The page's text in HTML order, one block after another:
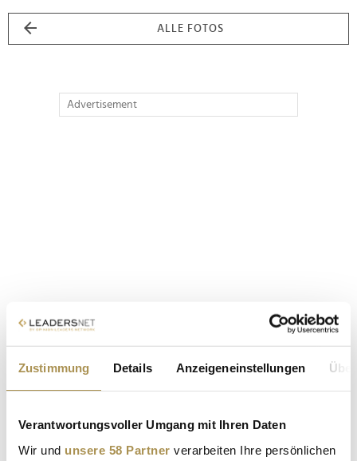
Zustimmung Details Anzeigeneinstellungen
Verantwortungsvoller Umgang mit Ihren Daten
Wir und unsere 58 Partner verarbeiten Ihre persönlichen
ALLE FOTOS
Advertisement